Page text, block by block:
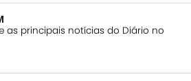
as principais notícias do Diário no